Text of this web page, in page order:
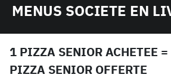
MENUS SOCIETE EN
1 PIZZA SENIOR ACHETEE
PIZZA SENIOR OFFERTE